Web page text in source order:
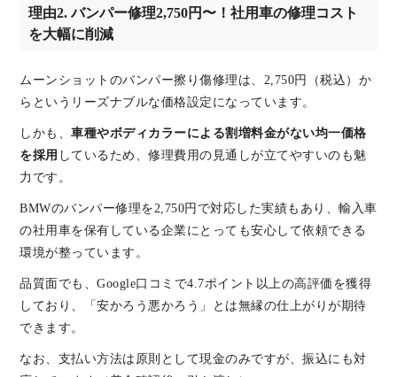
理由2. バンパー修理2,750円〜！社用車の修理コスト
を大幅に削減
ムーンショットのバンパー擦り傷修理は、2,750円（税込）か
らというリーズナブルな価格設定になっています。
しかも、 車種やボディカラーによる割増料金がない均一価格
を採用 しているため、修理費用の見通しが立てやすいのも魅
力です。
BMWのバンパー修理を2,750円で対応した実績もあり、輸入車
の社用車を保有している企業にとっても安心して依頼できる
環境が整っています。
品質面でも、Google口コミで4.7ポイント以上の高評価を獲得
しており、「安かろう悪かろう」とは無縁の仕上がりが期待
できます。
なお、支払い方法は原則として現金のみですが、振込にも対